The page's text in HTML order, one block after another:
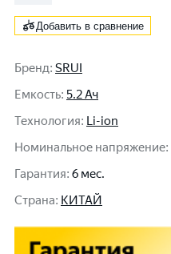
Добавить в сравнение
Бренд: SRUI
Емкость: 5.2 Ач
Технология: Li-ion
Номинальное напряжение:
Гарантия: 6 мес.
Cтрана: КИТАЙ